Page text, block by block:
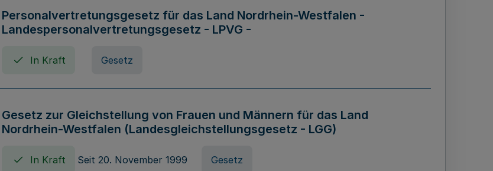
Personalvertretungsgesetz für das Land Nordrhein-Westfalen -
Landespersonalvertretungsgesetz - LPVG -
In Kraft Gesetz
Gesetz zur Gleichstellung von Frauen und Männern für das Land
Nordrhein-Westfalen (Landesgleichstellungsgesetz - LGG)
In Kraft Seit 20. November 1999 Gesetz